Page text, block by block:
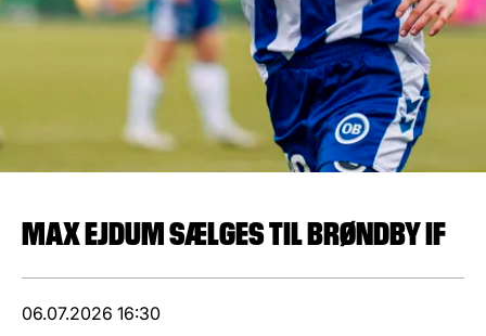
MAX EJDUM SÆLGES TIL BRØNDBY IF
06.07.2026 16:30